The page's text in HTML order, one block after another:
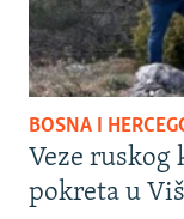
BOSNA I
Veze ruskog
pokreta u